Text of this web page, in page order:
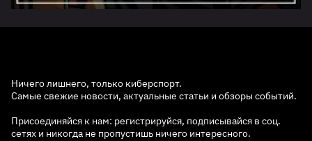
Ничего лишнего, только киберспорт.
Самые свежие новости, актуальные статьи и обзоры событий.
Присоединяйся к нам: регистрируйся, подписывайся в соц.
сетях и никогда не пропустишь ничего интересного.